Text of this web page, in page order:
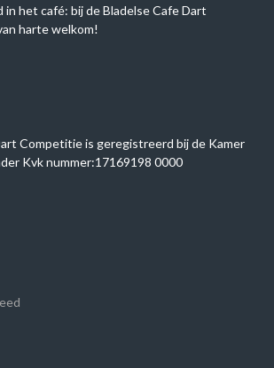
in het café: bij de Bladelse Cafe Dart
harte welkom!
Competitie is geregistreerd bij de Kamer
Kvk nummer:17169198 0000